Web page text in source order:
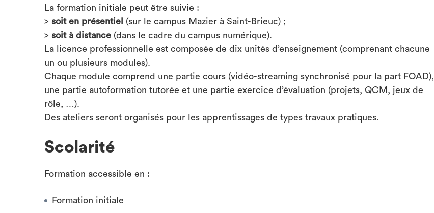
La formation initiale peut être suivie :
> soit en présentiel (sur le campus Mazier à Saint-Brieuc) ;
> soit à distance (dans le cadre du campus numérique).
La licence professionnelle est composée de dix unités d’enseignement (comprenant chacune
un ou plusieurs modules).
Chaque module comprend une partie cours (vidéo-streaming synchronisé pour la part FOAD),
une partie autoformation tutorée et une partie exercice d’évaluation (projets, QCM, jeux de
rôle, …).
Des ateliers seront organisés pour les apprentissages de types travaux pratiques.
Scolarité
Formation accessible en :
Formation initiale